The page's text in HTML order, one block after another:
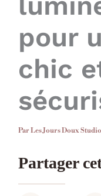
pour
chic
ParLes Jours Doux Studio
Partager